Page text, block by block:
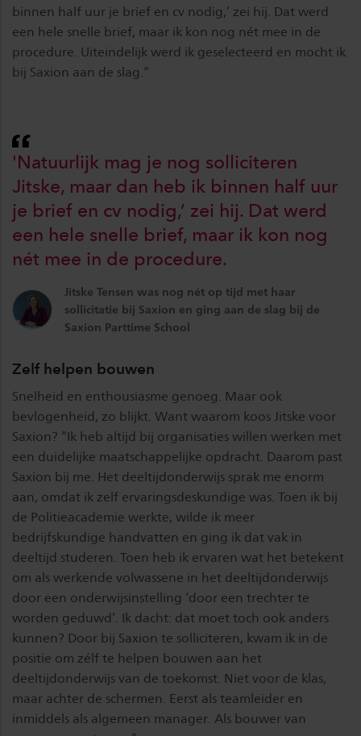
binnen half uur je brief en cv nodig,’ zei hij. Dat werd
een hele snelle brief, maar ik kon nog nét mee in de
procedure. Uiteindelijk werd ik geselecteerd en mocht ik
bij Saxion aan de slag.”
'Natuurlijk mag je nog solliciteren
Jitske, maar dan heb ik binnen half uur
je brief en cv nodig,’ zei hij. Dat werd
een hele snelle brief, maar ik kon nog
nét mee in de procedure.
Jitske Tensen was nog nét op tijd met haar
sollicitatie bij Saxion en ging aan de slag bij de
Saxion Parttime School
Zelf helpen bouwen
Snelheid en enthousiasme genoeg. Maar ook
bevlogenheid, zo blijkt. Want waarom koos Jitske voor
Saxion? “Ik heb altijd bij organisaties willen werken met
een duidelijke maatschappelijke opdracht. Daarom past
Saxion bij me. Het deeltijdonderwijs sprak me enorm
aan, omdat ik zelf ervaringsdeskundige was. Toen ik bij
de Politieacademie werkte, wilde ik meer
bedrijfskundige handvatten en ging ik dat vak in
deeltijd studeren. Toen heb ik ervaren wat het betekent
om als werkende volwassene in het deeltijdonderwijs
door een onderwijsinstelling ‘door een trechter te
worden geduwd’. Ik dacht: dat moet toch ook anders
kunnen? Door bij Saxion te solliciteren, kwam ik in de
positie om zélf te helpen bouwen aan het
deeltijdonderwijs van de toekomst. Niet voor de klas,
maar achter de schermen. Eerst als teamleider en
inmiddels als algemeen manager. Als bouwer van